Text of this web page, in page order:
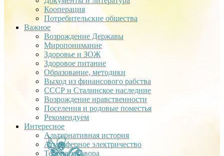
Кооперация
Потребительские общества
Важное
Возрождение Державы
Миропонимание
Здоровье и ЗОЖ
Здоровое питание
Образование, методики
Выход из финансового рабства
СССР и Сталинское наследние
Возрождение нравственности
Поселения и родовые поместья
Рекомендуем
Интересное
Альтернативная история
Атмосферное электричество
Теория заговора